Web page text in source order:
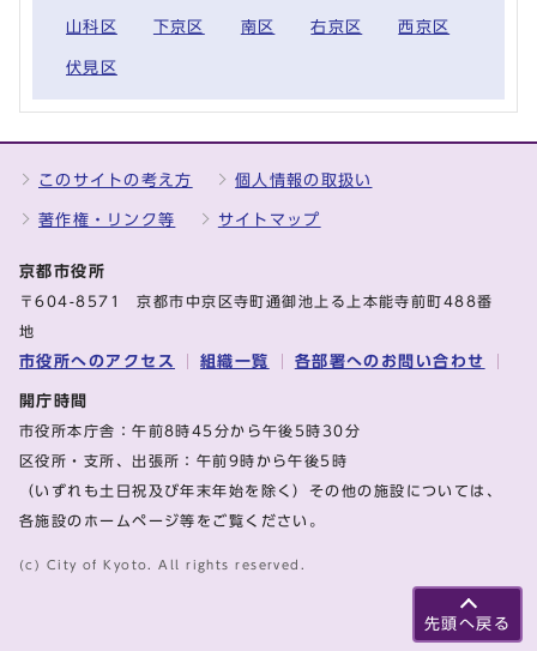
山科区 下京区 南区 右京区 西京区
伏見区
先頭へ戻る
このサイトの考え方 個人情報の取扱い
著作権・リンク等 サイトマップ
京都市役所
〒604-8571 京都市中京区寺町通御池上る上本能寺前町488番
地
市役所へのアクセス 組織一覧 各部署へのお問い合わせ
開庁時間
市役所本庁舎：午前8時45分から午後5時30分
区役所・支所、出張所：午前9時から午後5時
（いずれも土日祝及び年末年始を除く）その他の施設については、
各施設のホームページ等をご覧ください。
(c) City of Kyoto. All rights reserved.